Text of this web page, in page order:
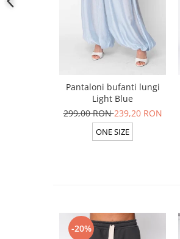
Pantaloni bufanti lungi
Light Blue
299,00 RON239,20 RON
ONE SIZE
-20%